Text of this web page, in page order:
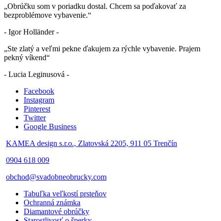
„Obrúčku som v poriadku dostal. Chcem sa poďakovať za
bezproblémove vybavenie.“
- Igor Holländer -
„Ste zlatý a veľmi pekne ďakujem za rýchle vybavenie. Prajem
pekný víkend“
- Lucia Leginusová -
Facebook
Instagram
Pinterest
Twitter
Google Business
KAMEA design s.r.o., Zlatovská 2205, 911 05 Trenčín
0904 618 009
obchod@svadobneobrucky.com
Tabuľka veľkostí prsteňov
Ochranná známka
Diamantové obrúčky